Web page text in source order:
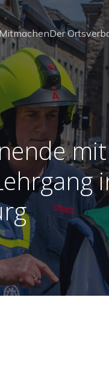
MitmachenDer
mit